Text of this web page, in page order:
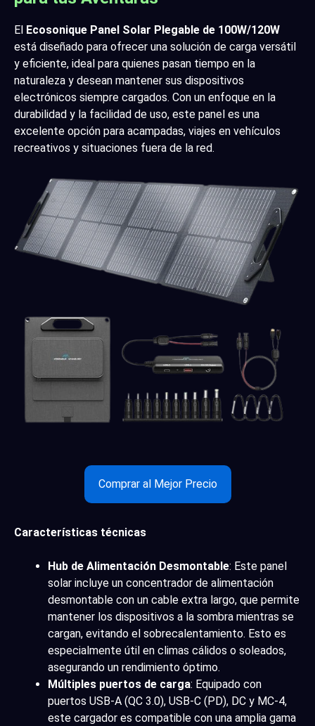
El Ecosonique Panel Solar Plegable de 100W/120W
está diseñado para ofrecer una solución de carga versátil
y eficiente, ideal para quienes pasan tiempo en la
naturaleza y desean mantener sus dispositivos
electrónicos siempre cargados. Con un enfoque en la
durabilidad y la facilidad de uso, este panel es una
excelente opción para acampadas, viajes en vehículos
recreativos y situaciones fuera de la red.
Comprar al Mejor Precio
Características técnicas
Hub de Alimentación Desmontable: Este panel
solar incluye un concentrador de alimentación
desmontable con un cable extra largo, que permite
mantener los dispositivos a la sombra mientras se
cargan, evitando el sobrecalentamiento. Esto es
especialmente útil en climas cálidos o soleados,
asegurando un rendimiento óptimo.
Múltiples puertos de carga: Equipado con
puertos USB-A (QC 3.0), USB-C (PD), DC y MC-4,
este cargador es compatible con una amplia gama